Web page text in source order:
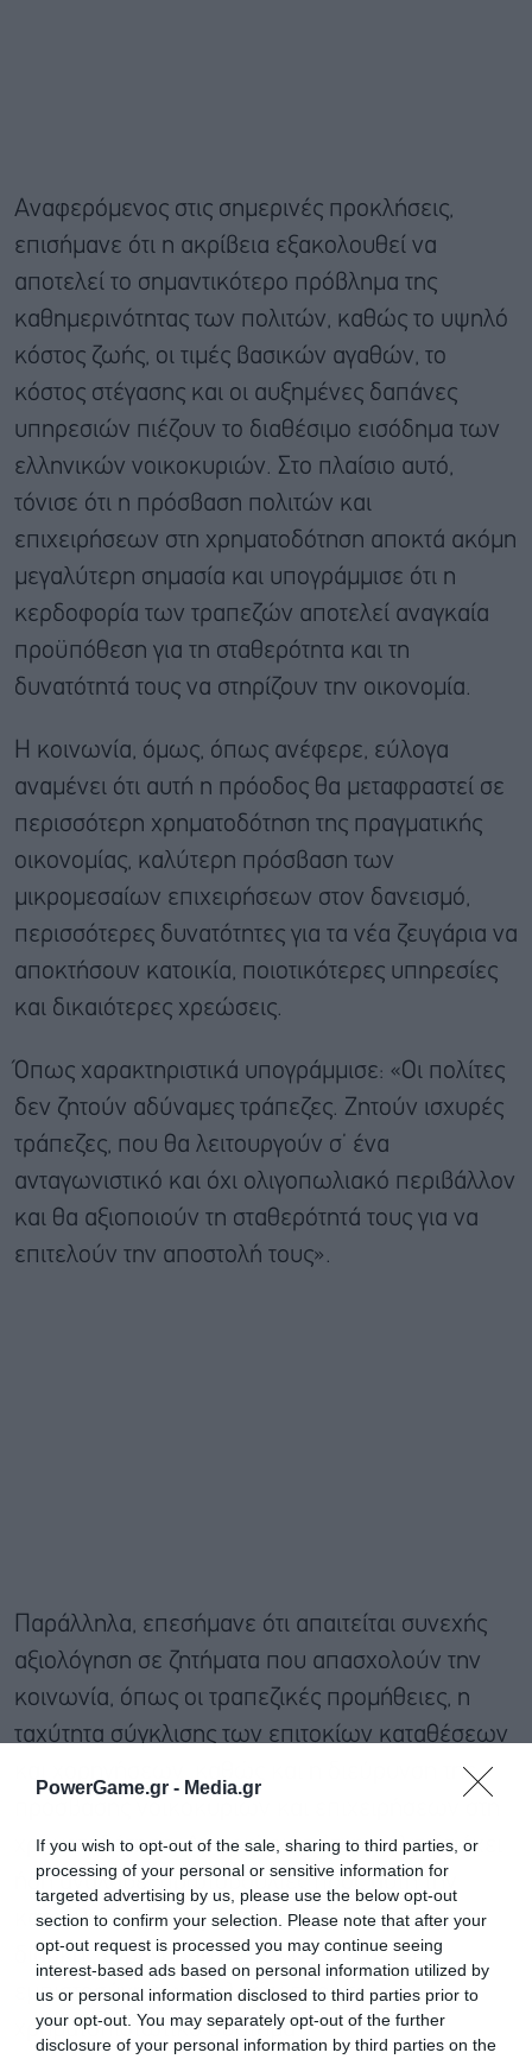
PowerGame.gr - Media.gr
If you wish to opt-out of the sale, sharing to third parties, or
processing of your personal or sensitive information for
targeted advertising by us, please use the below opt-out
section to confirm your selection. Please note that after your
opt-out request is processed you may continue seeing
interest-based ads based on personal information utilized by
us or personal information disclosed to third parties prior to
your opt-out. You may separately opt-out of the further
disclosure of your personal information by third parties on the
Αναφερόμενος στις σημερινές προκλήσεις,
επισήμανε ότι η ακρίβεια εξακολουθεί να
αποτελεί το σημαντικότερο πρόβλημα της
καθημερινότητας των πολιτών, καθώς το υψηλό
κόστος ζωής, οι τιμές βασικών αγαθών, το
κόστος στέγασης και οι αυξημένες δαπάνες
υπηρεσιών πιέζουν το διαθέσιμο εισόδημα των
ελληνικών νοικοκυριών. Στο πλαίσιο αυτό,
τόνισε ότι η πρόσβαση πολιτών και
επιχειρήσεων στη χρηματοδότηση αποκτά ακόμη
μεγαλύτερη σημασία και υπογράμμισε ότι η
κερδοφορία των τραπεζών αποτελεί αναγκαία
προϋπόθεση για τη σταθερότητα και τη
δυνατότητά τους να στηρίζουν την οικονομία.
Η κοινωνία, όμως, όπως ανέφερε, εύλογα
αναμένει ότι αυτή η πρόοδος θα μεταφραστεί σε
περισσότερη χρηματοδότηση της πραγματικής
οικονομίας, καλύτερη πρόσβαση των
μικρομεσαίων επιχειρήσεων στον δανεισμό,
περισσότερες δυνατότητες για τα νέα ζευγάρια να
αποκτήσουν κατοικία, ποιοτικότερες υπηρεσίες
και δικαιότερες χρεώσεις.
Όπως χαρακτηριστικά υπογράμμισε: «Οι πολίτες
δεν ζητούν αδύναμες τράπεζες. Ζητούν ισχυρές
τράπεζες, που θα λειτουργούν σ’ ένα
ανταγωνιστικό και όχι ολιγοπωλιακό περιβάλλον
και θα αξιοποιούν τη σταθερότητά τους για να
επιτελούν την αποστολή τους».
Παράλληλα, επεσήμανε ότι απαιτείται συνεχής
αξιολόγηση σε ζητήματα που απασχολούν την
κοινωνία, όπως οι τραπεζικές προμήθειες, η
ταχύτητα σύγκλισης των επιτοκίων καταθέσεων
και χορηγήσεων, καθώς και η διεύρυνση της
χρηματοδότηση. Αναγνώρισε ότι η πολιτεία έχει
ήδη αναλάβει πρωτοβουλίες προς αυτή την
κατεύθυνση, υπογράμμισε όμως ότι απαιτείται
διαρκής εγρήγορση ώστε να ενισχύεται η
εμπιστοσύνη των πολιτών προς το
χρηματοπιστωτικό σύστημα.